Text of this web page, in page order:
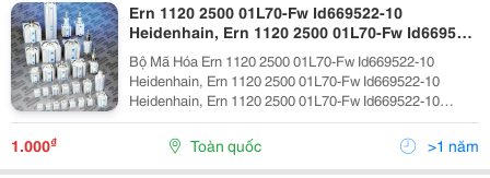
Ern 1120 2500 01L70-Fw Id669522-10
Heidenhain, Ern 1120 2500 01L70-Fw Id669522-
10 Heidenhain, Ern 1120 2500 01L70-Fw
Id669522-10 Heidenhain, Ern 1120 2500 01L70-
Fw Id669522-10 Heidenhain, Encoder Ern 1120
2500 01L70-Fw Id669522-10 Heidenhain
Bộ Mã Hóa Ern 1120 2500 01L70-Fw Id669522-10
Heidenhain, Ern 1120 2500 01L70-Fw Id669522-10
Heidenhain, Ern 1120 2500 01L70-Fw Id669522-10
Heidenhain, Ern 1120 2500 01L70-Fw Id669522-10
Heidenhain, Ern 1120 2500 01L70-Fw Id669522-10
Heidenhain,...
1.000₫ Toàn quốc >1 năm